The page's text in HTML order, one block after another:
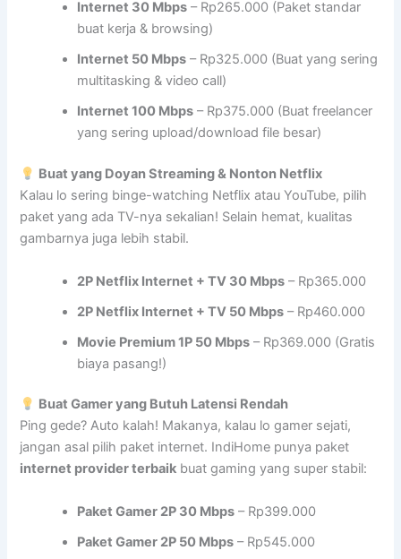
Internet 30 Mbps – Rp265.000 (Paket standar
buat kerja & browsing)
Internet 50 Mbps – Rp325.000 (Buat yang sering
multitasking & video call)
Internet 100 Mbps – Rp375.000 (Buat freelancer
yang sering upload/download file besar)
Buat yang Doyan Streaming & Nonton Netflix
Kalau lo sering binge-watching Netflix atau YouTube, pilih
paket yang ada TV-nya sekalian! Selain hemat, kualitas
gambarnya juga lebih stabil.
2P Netflix Internet + TV 30 Mbps – Rp365.000
2P Netflix Internet + TV 50 Mbps – Rp460.000
Movie Premium 1P 50 Mbps – Rp369.000 (Gratis
biaya pasang!)
Buat Gamer yang Butuh Latensi Rendah
Ping gede? Auto kalah! Makanya, kalau lo gamer sejati,
jangan asal pilih paket internet. IndiHome punya paket
internet provider terbaik buat gaming yang super stabil:
Paket Gamer 2P 30 Mbps – Rp399.000
Paket Gamer 2P 50 Mbps – Rp545.000